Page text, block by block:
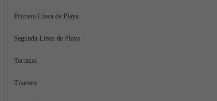
Primera Línea de Playa
Segunda Línea de Playa
Terrazas
Trastero